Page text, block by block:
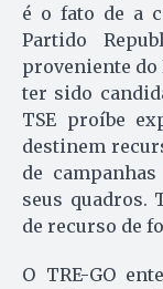
é o fato de a
Partido
proveniente do
ter sido
TSE proíbe
destinem
de
seus quadros.
de recurso de
O TRE-GO